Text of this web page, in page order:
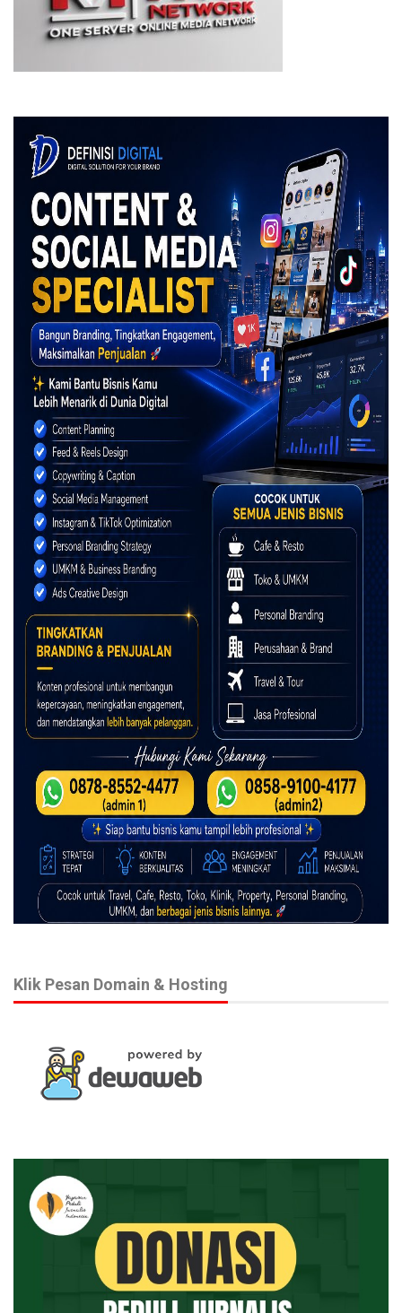
Optimisme Prima Founder Records bagi industri musik di
segmen lagu anak karena melihat perkembangan era digital
tersebut makin disadari oleh para penyedia platform media
tersedia. Dengan dukungan media yang memiliki misi yang
sama untuk memperjuangkan lagu anak, maka Prima Founder
Records pun makin yakin untuk melangkah menggarap peluang
industri musik anak di Indonesia.
– Flayer Open Talent Purwokerto Starkidz. (Dok. PFR)
Pada kesempatan yang sama, Rulli Aryanto mengatakan, Prima
Program tersebut sebagai wujud dukungan Prima Founder
“Untuk mendaftar jadi peserta audisi Purwokerto Starkidz dapat
menghubungi Ibu Netty Rochmawati, pemilik Augerah Records
081990777744. Purwokerto Starkidz ikut didukung oleh
Banyumas TV, dan Radio Dian Swara Purwokerto,” kata Rulli
Aryanto.
Seperti dijelaskan oleh Rulli Aryanto, warna vokal yang sesuai
dengan lagu yang sudah disiapkan Prima Founder Records akan
jadi salah satu penilaian Purwokerto Starkidz. Target Prima
Founder Records, Purwokerto Starkidz menjadi wadah bagi
Klik Pesan Domain & Hosting